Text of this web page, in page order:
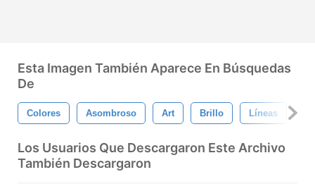
Esta Imagen También Aparece En Búsquedas
De
Colores Asombroso Art Brillo Líneas
Los Usuarios Que Descargaron Este Archivo
También Descargaron